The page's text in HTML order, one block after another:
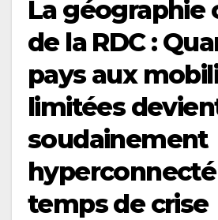
La géographie
de la RDC :
pays aux
limitées
soudainement
temps de crise